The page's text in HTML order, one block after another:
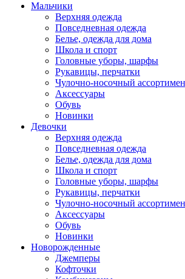
Мальчики
Верхняя одежда
Повседневная одежда
Белье, одежда для дома
Школа и спорт
Головные уборы, шарфы
Рукавицы, перчатки
Чулочно-носочный
Аксессуары
Обувь
Новинки
Девочки
Верхняя одежда
Повседневная одежда
Белье, одежда для дома
Школа и спорт
Головные уборы, шарфы
Рукавицы, перчатки
Чулочно-носочный
Аксессуары
Обувь
Новинки
Новорожденные
Джемперы
Кофточки